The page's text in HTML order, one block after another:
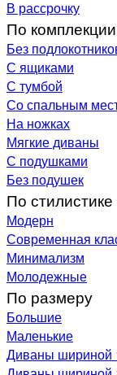
В рассрочку
По комплекции
Без
С ящиками
С тумбой
Со спальным
На ножках
Мягкие диваны
С подушками
Без подушек
По стилистике
Модерн
Современная
Минимализм
Молодежные
По размеру
Большие
Маленькие
Диваны шириной